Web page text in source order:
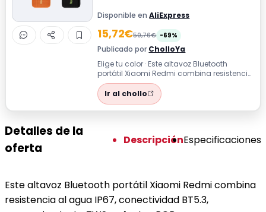
Disponible enAliExpress
15,72€50,76€ -69%
Publicado por CholloYa
Elige tu color · Este altavoz Bluetooth
portátil Xiaomi Redmi combina resistencia
al agua IP67, conectividad BT5.3, e...
Ir al chollo
Detalles de la
oferta
DescripciónEspecificaciones
Este altavoz Bluetooth portátil Xiaomi Redmi combina
resistencia al agua IP67, conectividad BT5.3,